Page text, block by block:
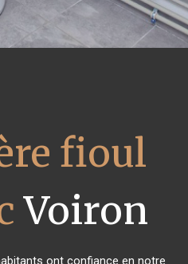
fioul
Voiron
ont confiance en notre